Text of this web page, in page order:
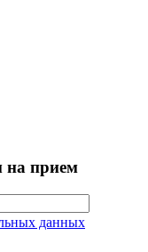
на прием
данных